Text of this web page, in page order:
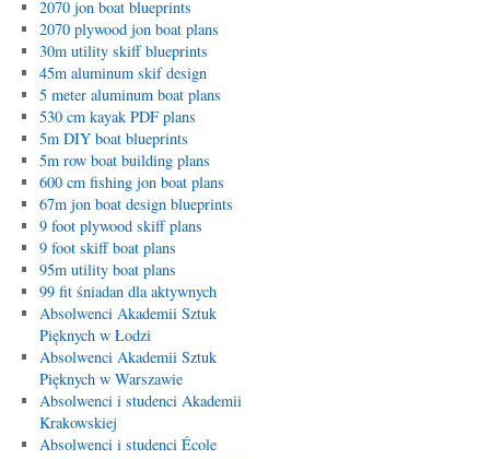
2070 jon boat blueprints
2070 plywood jon boat plans
30m utility skiff blueprints
45m aluminum skif design
5 meter aluminum boat plans
530 cm kayak PDF plans
5m DIY boat blueprints
5m row boat building plans
600 cm fishing jon boat plans
67m jon boat design blueprints
9 foot plywood skiff plans
9 foot skiff boat plans
95m utility boat plans
99 fit śniadan dla aktywnych
Absolwenci Akademii Sztuk
Pięknych w Łodzi
Absolwenci Akademii Sztuk
Pięknych w Warszawie
Absolwenci i studenci Akademii
Krakowskiej
Absolwenci i studenci École